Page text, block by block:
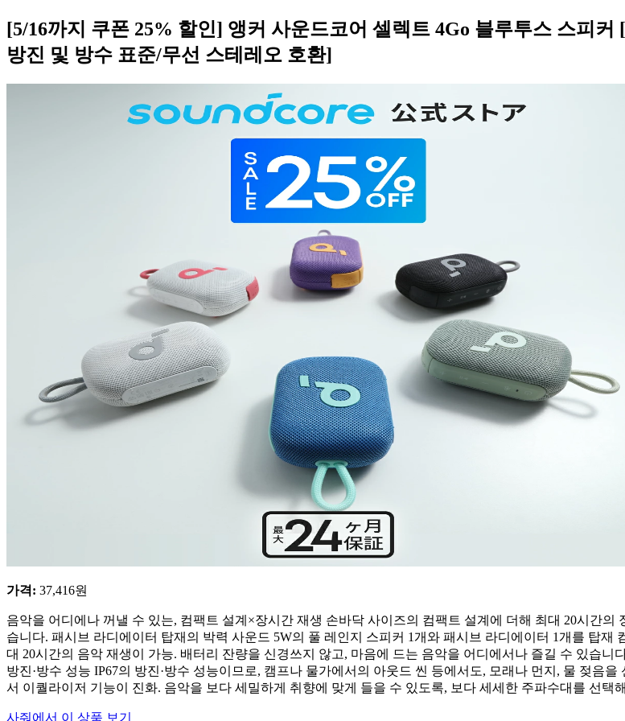
[5/16까지 쿠폰 25% 할인] 앵커 사운드코어 셀렉트 4Go 블루투스 스피
방진 및 방수 표준/무선 스테레오 호환]
가격: 37,416원
음악을 어디에나 꺼낼 수 있는, 컴팩트 설계×장시간 재생 손바닥 사이즈의 컴팩트 설계에 더해 최대 20시간
습니다. 패시브 라디에이터 탑재의 박력 사운드 5W의 풀 레인지 스피커 1개와 패시브 라디에이터 1개를 탑
대 20시간의 음악 재생이 가능. 배터리 잔량을 신경쓰지 않고, 마음에 드는 음악을 어디에서나 즐길 수 있습
방진·방수 성능 IP67의 방진·방수 성능이므로, 캠프나 물가에서의 아웃드 씬 등에서도, 모래나 먼지, 물 젖음
서 이퀄라이저 기능이 진화. 음악을 보다 세밀하게 취향에 맞게 들을 수 있도록, 보다 세세한 주파수대를 선택
사줘에서 이 상품 보기